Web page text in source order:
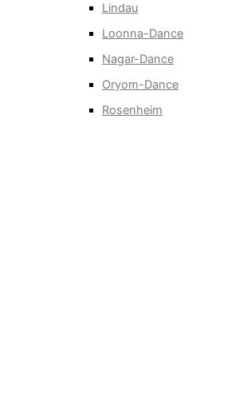
Lindau
Loonna-Dance
Nagar-Dance
Oryom-Dance
Rosenheim